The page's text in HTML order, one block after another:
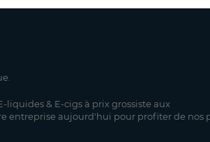
& E-cigs à prix grossiste aux
entreprise aujourd'hui pour profiter de nos